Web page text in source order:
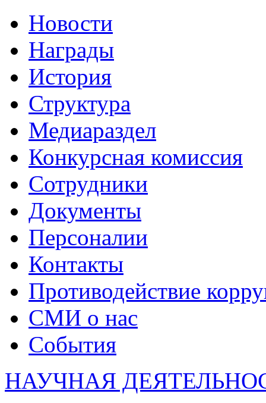
Новости
Награды
История
Структура
Медиараздел
Конкурсная комиссия
Сотрудники
Документы
Персоналии
Контакты
Противодействие
СМИ о нас
События
НАУЧНАЯ